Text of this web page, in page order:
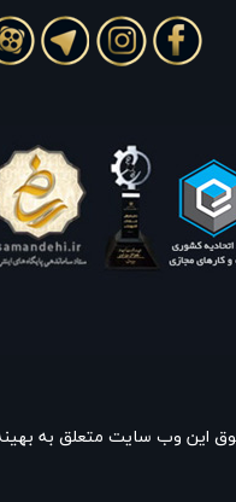
این وب سایت متعلق به